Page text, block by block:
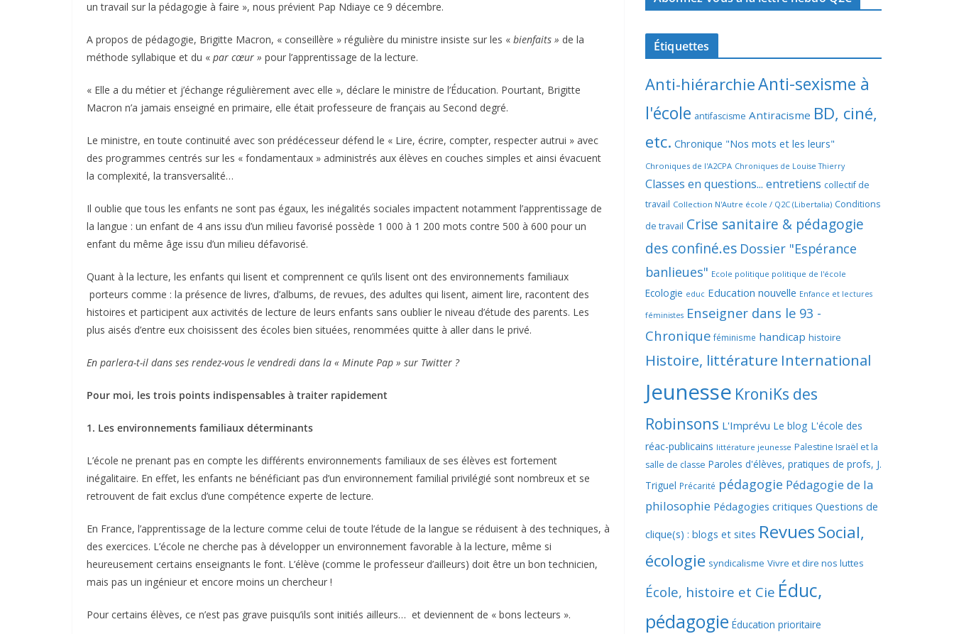
un travail sur la pédagogie à faire », nous prévient Pap Ndiaye ce 9 décembre.
A propos de pédagogie, Brigitte Macron, « conseillère » régulière du ministre insiste sur les « bienfaits » de la
méthode syllabique et du « par cœur » pour l’apprentissage de la lecture.
« Elle a du métier et j’échange régulièrement avec elle », déclare le ministre de l’Éducation. Pourtant, Brigitte
Macron n’a jamais enseigné en primaire, elle était professeure de français au Second degré.
Le ministre, en toute continuité avec son prédécesseur défend le « Lire, écrire, compter, respecter autrui » avec
des programmes centrés sur les « fondamentaux » administrés aux élèves en couches simples et ainsi évacuent
la complexité, la transversalité…
Il oublie que tous les enfants ne sont pas égaux, les inégalités sociales impactent notamment l’apprentissage de
la langue : un enfant de 4 ans issu d’un milieu favorisé possède 1 000 à 1 200 mots contre 500 à 600 pour un
enfant du même âge issu d’un milieu défavorisé.
Quant à la lecture, les enfants qui lisent et comprennent ce qu’ils lisent ont des environnements familiaux
porteurs comme : la présence de livres, d’albums, de revues, des adultes qui lisent, aiment lire, racontent des
histoires et participent aux activités de lecture de leurs enfants sans oublier le niveau d’étude des parents. Les
plus aisés d’entre eux choisissent des écoles bien situées, renommées quitte à aller dans le privé.
En parlera-t-il dans ses rendez-vous le vendredi dans la « Minute Pap » sur Twitter ?
Pour moi, les trois points indispensables à traiter rapidement
1. Les environnements familiaux déterminants
L’école ne prenant pas en compte les différents environnements familiaux de ses élèves est fortement
inégalitaire. En effet, les enfants ne bénéficiant pas d’un environnement familial privilégié sont nombreux et se
retrouvent de fait exclus d’une compétence experte de lecture.
En France, l’apprentissage de la lecture comme celui de toute l’étude de la langue se réduisent à des techniques, à
des exercices. L’école ne cherche pas à développer un environnement favorable à la lecture, même si
heureusement certains enseignants le font. L’élève (comme le professeur d’ailleurs) doit être un bon technicien,
mais pas un ingénieur et encore moins un chercheur !
Pour certains élèves, ce n’est pas grave puisqu’ils sont initiés ailleurs… et deviennent de « bons lecteurs ».
Étiquettes
Anti-hiérarchieAnti-sexisme à
l'école antifascisme Antiracisme BD, ciné,
etc. Chronique "Nos mots et les leurs"
Chroniques de l'A2CPA Chroniques de Louise Thierry
Classes en questions... entretiens collectif de
travail Collection N'Autre école / Q2C (Libertalia) Conditions
de travail Crise sanitaire & pédagogie
des confiné.es Dossier "Espérance
banlieues" Ecole politique politique de l'école
Ecologie educ Education nouvelle Enfance et lectures
féministes Enseigner dans le 93 -
Chronique féminisme handicap histoire
Histoire, littérature International
Jeunesse KroniKs des
Robinsons L'Imprévu Le blog L'école des
réac-publicains littérature jeunesse Palestine Israël et la
salle de classe Paroles d'élèves, pratiques de profs, J.
Triguel Précarité pédagogie Pédagogie de la
philosophie Pédagogies critiques Questions de
clique(s) : blogs et sites RevuesSocial,
écologie syndicalisme Vivre et dire nos luttes
École, histoire et Cie Éduc,
pédagogie Éducation prioritaire